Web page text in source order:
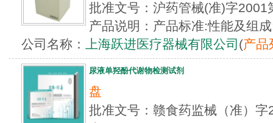
批准文号：沪药管械(准)字
产品说明：产品标准:性能及组
公司名称：
上海跃进医疗器械有限公司 (产品
尿液单羟酚代谢物检测试剂
盘
批准文号：赣食药监械（准）